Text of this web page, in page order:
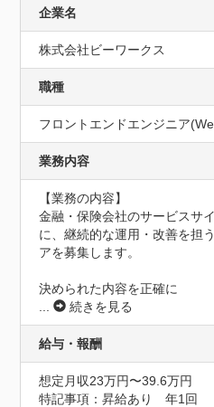
企業名
株式会社ビーワークス
職種
フロントエンドエンジニア
業務内容
【業務の内容】
金融・保険会社のサービスサ
に、継続的な運用・改善を担
アを募集します。
決められた内容を正確に
...
続きを見る
給与・報酬
想定月収23万円〜39.6万円
特記事項：昇給あり　年1回